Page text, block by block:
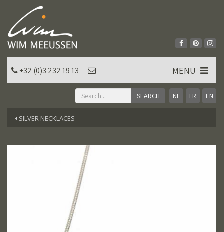
NL FR EN
+32 (0)3 232 19 13 MENU
SILVER NECKLACES